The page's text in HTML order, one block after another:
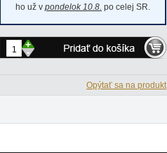
ho už v pondelok 10.8. po celej SR.
-
+
Opýtať sa na produkt